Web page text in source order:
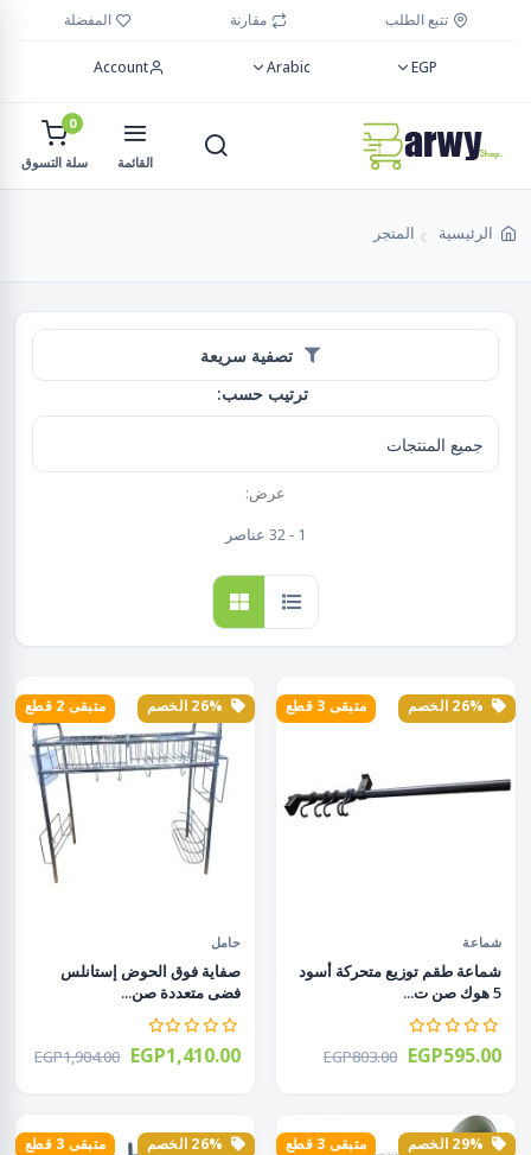
تتبع الطلب مقارنة المفضلة
EGP
Arabic
Account
القائمة
0
سلة التسوق
الرئيسية المتجر
تصفية سريعة
ترتيب حسب:
عرض:
1 - 32 عناصر
متبقى 3 قطع
شماعة
شماعة طقم توزيع متحركة أسود
5 هوك صن ت...
EGP803.00 EGP595.00
متبقى 2 قطع
حامل
صفاية فوق الحوض إستانلس
فضى متعددة صن...
EGP1,904.00 EGP1,410.00
متبقى 3 قطع متبقى 3 قطع